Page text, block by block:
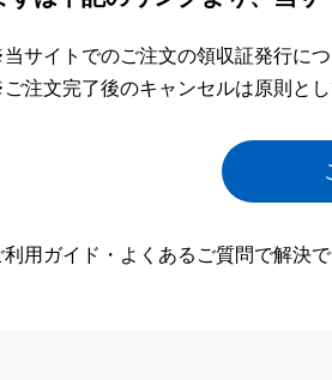
サイトでのご注文の領収証発行に
注文完了後のキャンセルは原則と
利用ガイド・よくあるご質問で解決